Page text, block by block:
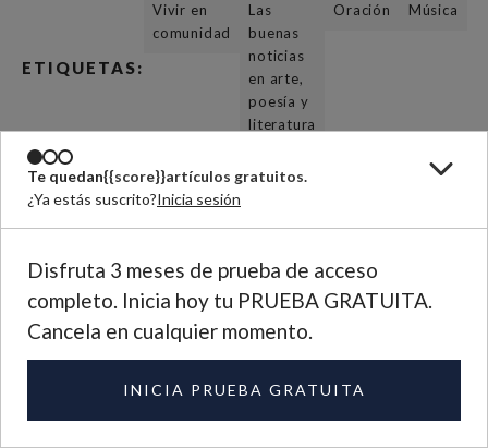
Te quedan{{score}}artículos gratuitos.
¿Ya estás suscrito?Inicia sesión
Disfruta 3 meses de prueba de acceso
completo. Inicia hoy tu PRUEBA GRATUITA.
Cancela en cualquier momento.
INICIA PRUEBA GRATUITA
ETIQUETAS:
Vivir en
comunidad
Las
buenas
noticias
en arte,
poesía y
literatura
Oración Música
Suscríbete a nuestro correo de
novedades
Manténte al tanto de los artículos que publicamos cada quincena.